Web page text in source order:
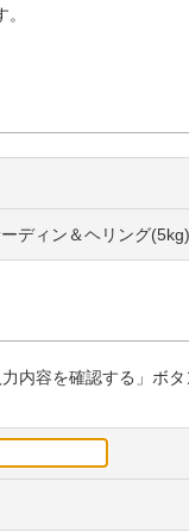
ディン＆ヘリング(5kg)
内容を確認する」ボタ